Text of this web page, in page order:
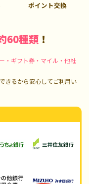
ポイント交換
60種類 ！
・ギフト券・マイル・他社
きるから安心してご利用い